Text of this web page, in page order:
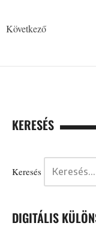
Következő
KERESÉS
Keresés
DIGITÁLIS